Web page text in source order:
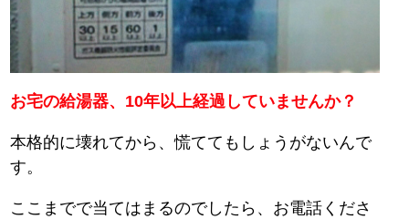
お宅の給湯器、10年以上経過していませんか？
本格的に壊れてから、慌ててもしょうがないんで
す。
ここまでで当てはまるのでしたら、お電話くださ